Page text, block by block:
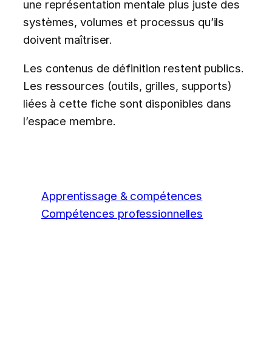
une représentation mentale plus juste des
systèmes, volumes et processus qu’ils
doivent maîtriser.
Les contenus de définition restent publics.
Les ressources (outils, grilles, supports)
liées à cette fiche sont disponibles dans
l’espace membre.
Apprentissage & compétences
Compétences professionnelles